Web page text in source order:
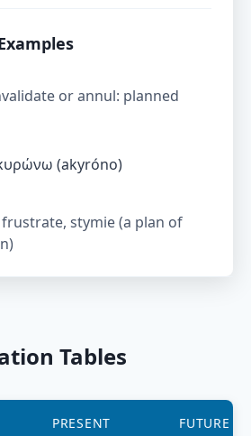
or annul: planned
(akyróno)
stymie (a plan of
Tables
PRESENT
FUTURE